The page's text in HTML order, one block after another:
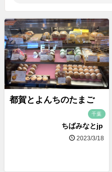
都賀とよんちのたまご
千葉
ちばみなとjp
2023/3/18